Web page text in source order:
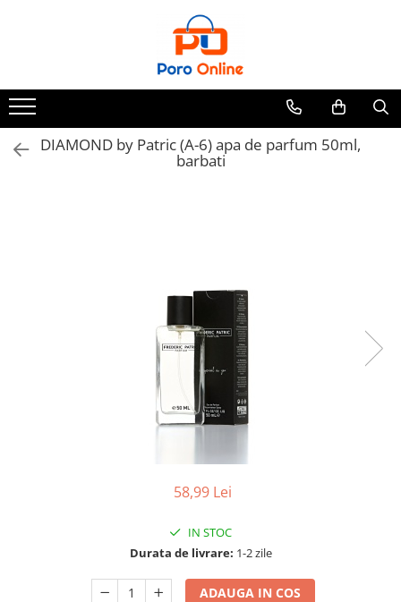
Clone
Parfum Barbati
Parfum Femei
DIAMOND by Patric (A-6) apa de parfum 50ml,
barbati
58,99 Lei
IN STOC
Durata de livrare: 1-2 zile
ADAUGA IN COS